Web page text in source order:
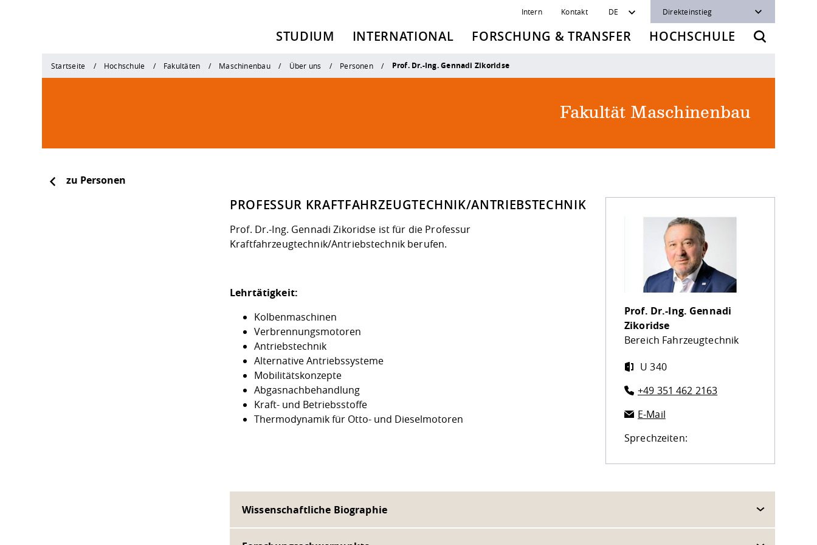
Intern Kontakt DE Direkteinstieg
STUDIUM INTERNATIONAL FORSCHUNG & TRANSFER HOCHSCHULE
Startseite Hochschule Fakultäten Maschinenbau Über uns Personen Prof. Dr.-Ing. Gennadi Zikoridse
Fakultät Maschinenbau
zu Personen
PROFESSUR KRAFTFAHRZEUGTECHNIK/ANTRIEBSTECHNIK
Prof. Dr.-Ing. Gennadi Zikoridse ist für die Professur
Kraftfahrzeugtechnik/Antriebstechnik berufen.
Lehrtätigkeit:
Kolbenmaschinen
Verbrennungsmotoren
Antriebstechnik
Alternative Antriebssysteme
Mobilitätskonzepte
Abgasnachbehandlung
Kraft- und Betriebsstoffe
Thermodynamik für Otto- und Dieselmotoren
Prof. Dr.-Ing. Gennadi
Zikoridse
Bereich Fahrzeugtechnik
U 340
+49 351 462 2163
E-Mail
Sprechzeiten:
Wissenschaftliche Biographie